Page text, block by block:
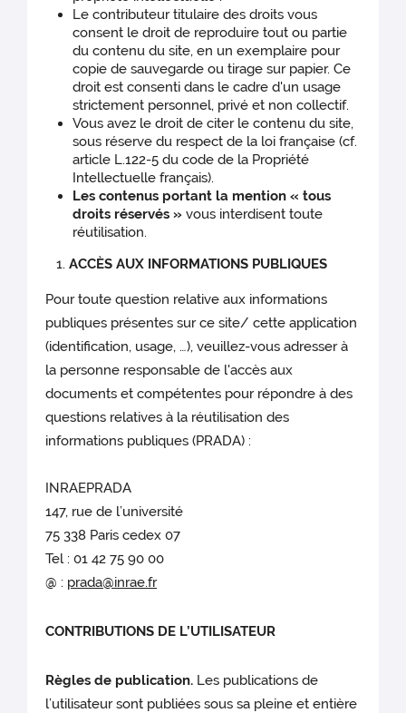
Le contributeur titulaire des droits vous
consent le droit de reproduire tout ou partie
du contenu du site, en un exemplaire pour
copie de sauvegarde ou tirage sur papier. Ce
droit est consenti dans le cadre d'un usage
strictement personnel, privé et non collectif.
Vous avez le droit de citer le contenu du site,
sous réserve du respect de la loi française (cf.
article L.122-5 du code de la Propriété
Intellectuelle français).
Les contenus portant la mention « tous
droits réservés » vous interdisent toute
réutilisation.
ACCÈS AUX INFORMATIONS PUBLIQUES
Pour toute question relative aux informations
publiques présentes sur ce site/ cette application
(identification, usage, …), veuillez-vous adresser à
la personne responsable de l'accès aux
documents et compétentes pour répondre à des
questions relatives à la réutilisation des
informations publiques (PRADA) :
INRAEPRADA
147, rue de l’université
75 338 Paris cedex 07
Tel : 01 42 75 90 00
@ : prada@inrae.fr
CONTRIBUTIONS DE L’UTILISATEUR
Règles de publication. Les publications de
l’utilisateur sont publiées sous sa pleine et entière